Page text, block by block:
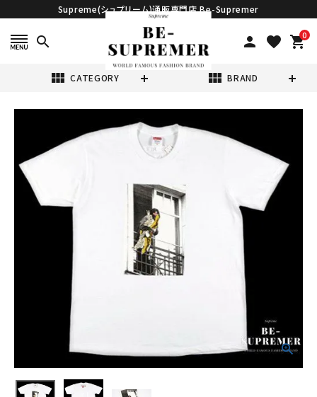
Supreme(シュプリーム)通販専門店 Be-Supremer
search person favorite 0
shopping_cart
view_module CATEGORY view_module BRAND
NEW ITEMS